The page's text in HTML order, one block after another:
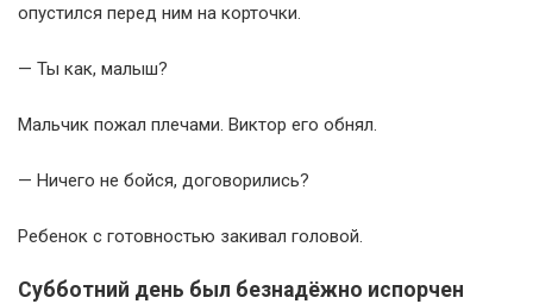
опустился перед ним на корточки.
— Ты как, малыш?
Мальчик пожал плечами. Виктор его обнял.
— Ничего не бойся, договорились?
Ребенок с готовностью закивал головой.
Субботний день был безнадёжно испорчен